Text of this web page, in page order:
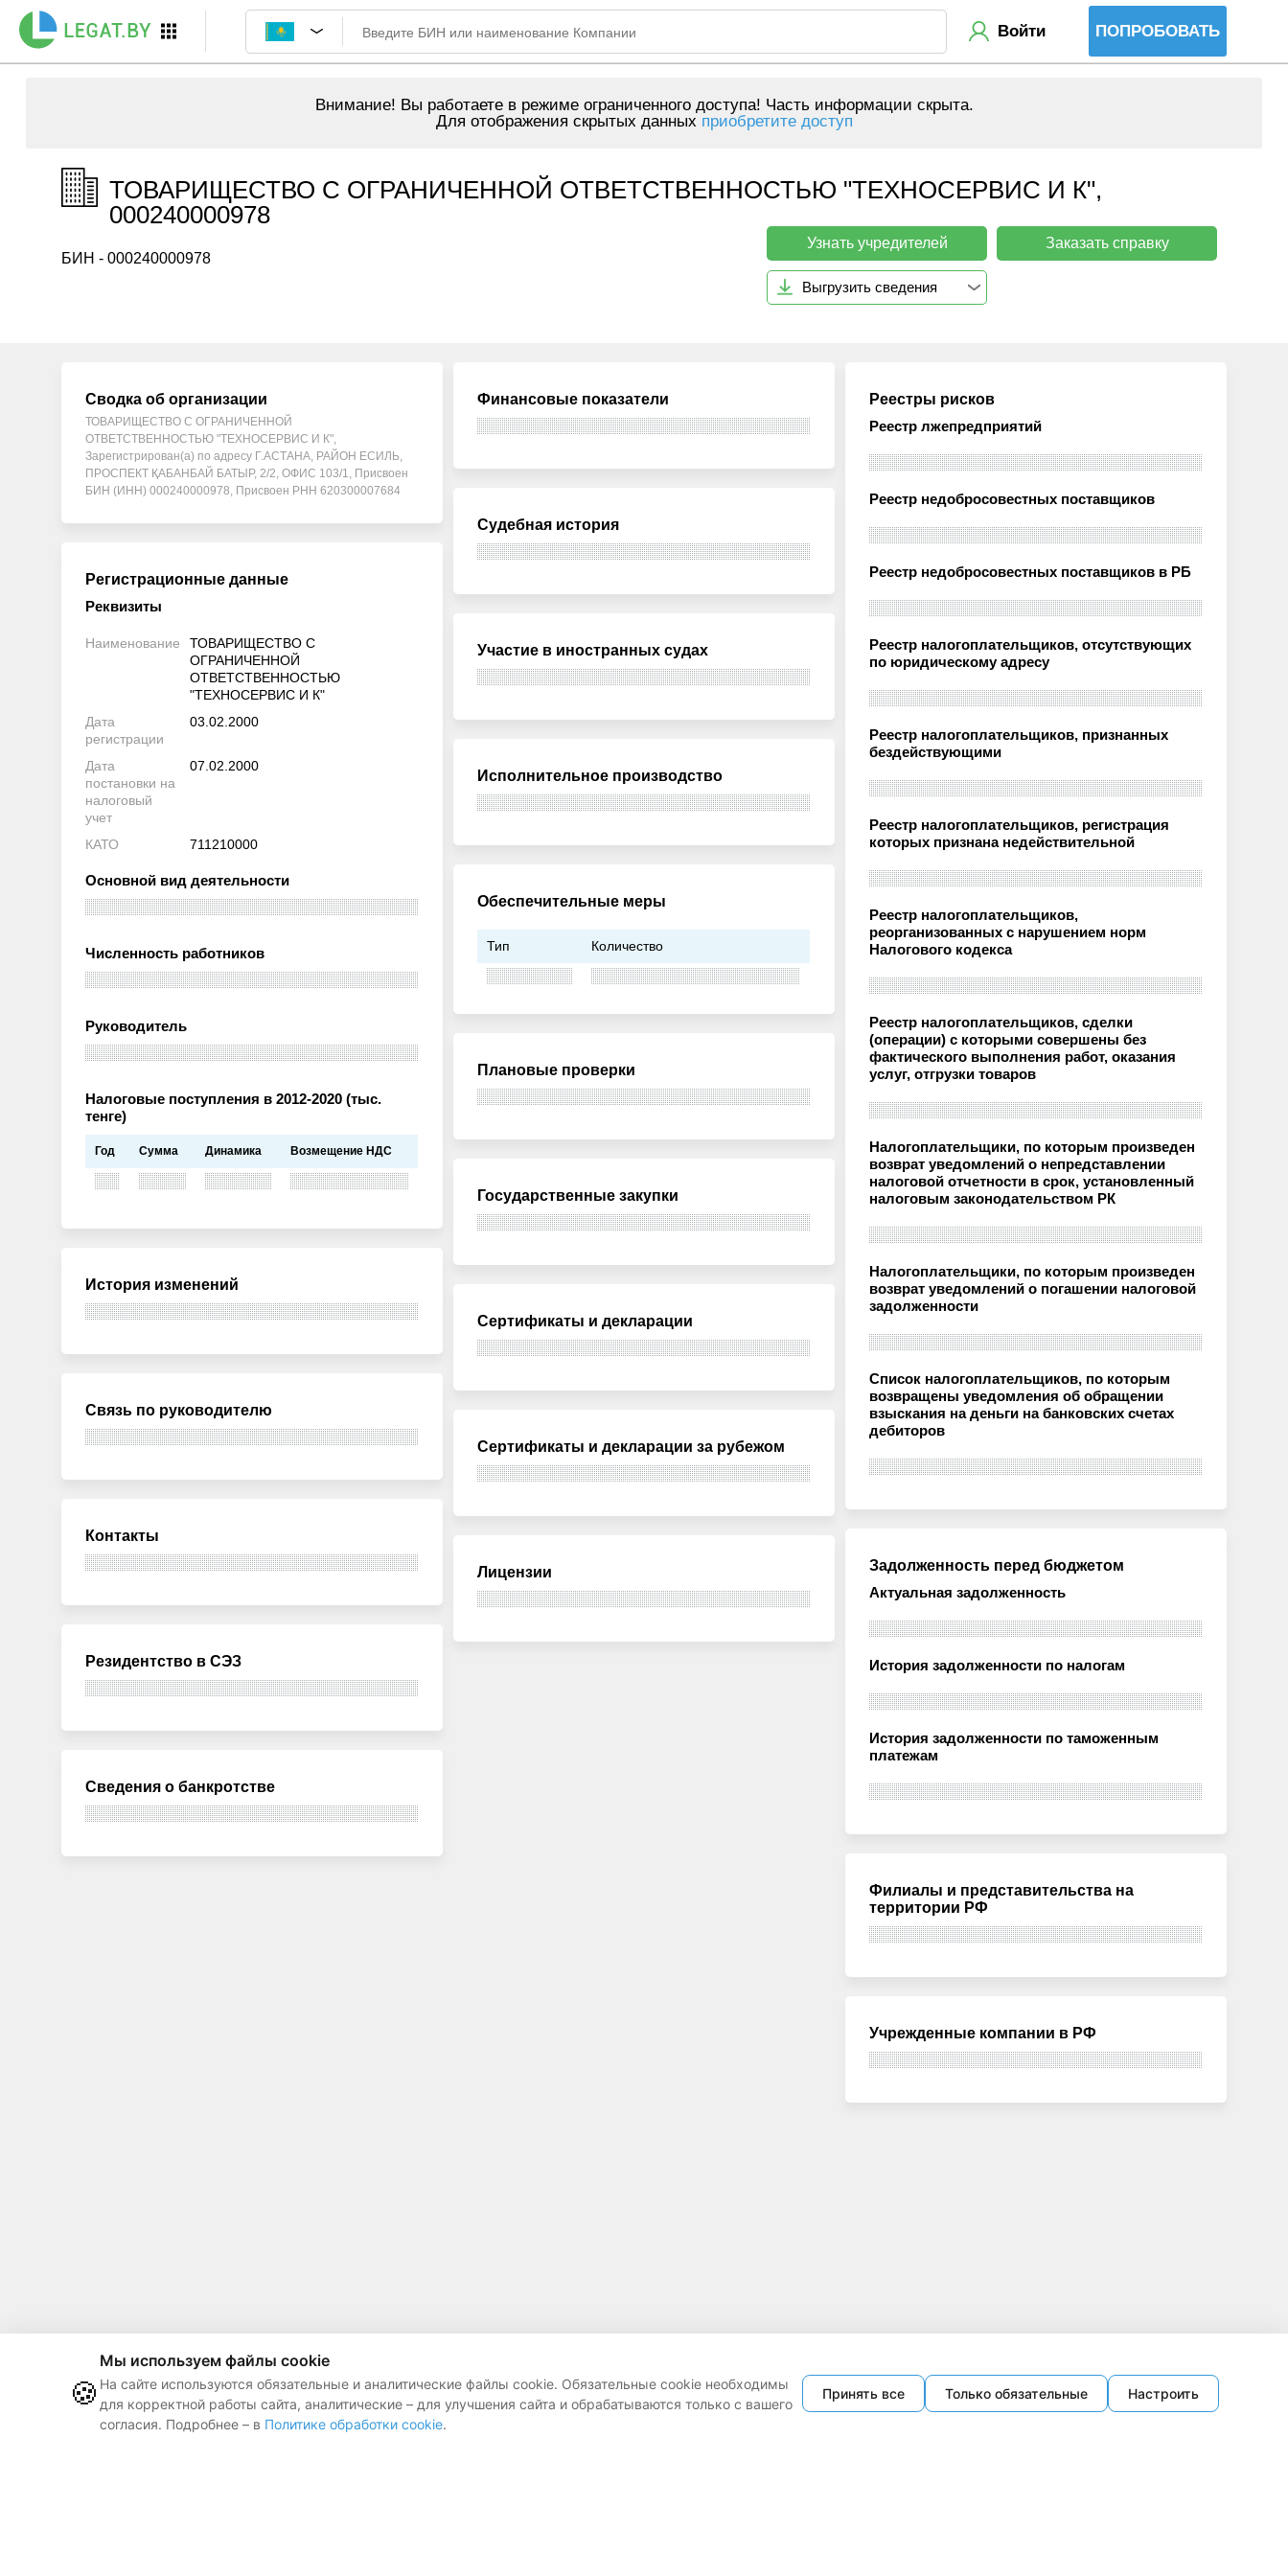
Войти ПОПРОБОВАТЬ
Внимание! Вы работаете в режиме ограниченного доступа! Часть информации скрыта.
Для отображения скрытых данных приобретите доступ
ТОВАРИЩЕСТВО С ОГРАНИЧЕННОЙ ОТВЕТСТВЕННОСТЬЮ "ТЕХНОСЕРВИС И К",
000240000978
БИН - 000240000978
Узнать учредителей Заказать справку
Выгрузить сведения
Сводка об организации
ТОВАРИЩЕСТВО С ОГРАНИЧЕННОЙ
ОТВЕТСТВЕННОСТЬЮ "ТЕХНОСЕРВИС И К",
Зарегистрирован(а) по адресу Г.АСТАНА, РАЙОН ЕСИЛЬ,
ПРОСПЕКТ ҚАБАНБАЙ БАТЫР, 2/2, ОФИС 103/1, Присвоен
БИН (ИНН) 000240000978, Присвоен РНН 620300007684
Регистрационные данные
Реквизиты
Наименование
ТОВАРИЩЕСТВО С
ОГРАНИЧЕННОЙ
ОТВЕТСТВЕННОСТЬЮ
"ТЕХНОСЕРВИС И К"
Дата
регистрации
03.02.2000
Дата
постановки на
налоговый
учет
07.02.2000
КАТО 711210000
Основной вид деятельности
Численность работников
Руководитель
Налоговые поступления в 2012-2020 (тыс.
тенге)
Год Сумма Динамика Возмещение НДС
История изменений
Связь по руководителю
Контакты
Резидентство в СЭЗ
Сведения о банкротстве
Финансовые показатели
Судебная история
Участие в иностранных судах
Исполнительное производство
Обеспечительные меры
Тип Количество
Плановые проверки
Государственные закупки
Сертификаты и декларации
Сертификаты и декларации за рубежом
Лицензии
Реестры рисков
Реестр лжепредприятий
Реестр недобросовестных поставщиков
Реестр недобросовестных поставщиков в РБ
Реестр налогоплательщиков, отсутствующих
по юридическому адресу
Реестр налогоплательщиков, признанных
бездействующими
Реестр налогоплательщиков, регистрация
которых признана недействительной
Реестр налогоплательщиков,
реорганизованных с нарушением норм
Налогового кодекса
Реестр налогоплательщиков, сделки
(операции) с которыми совершены без
фактического выполнения работ, оказания
услуг, отгрузки товаров
Налогоплательщики, по которым произведен
возврат уведомлений о непредставлении
налоговой отчетности в срок, установленный
налоговым законодательством РК
Налогоплательщики, по которым произведен
возврат уведомлений о погашении налоговой
задолженности
Список налогоплательщиков, по которым
возвращены уведомления об обращении
взыскания на деньги на банковских счетах
дебиторов
Задолженность перед бюджетом
Актуальная задолженность
История задолженности по налогам
История задолженности по таможенным
платежам
Филиалы и представительства на
территории РФ
Учрежденные компании в РФ
🍪
Мы используем файлы cookie
На сайте используются обязательные и аналитические файлы cookie. Обязательные cookie необходимы
для корректной работы сайта, аналитические – для улучшения сайта и обрабатываются только с вашего
согласия. Подробнее – в Политике обработки cookie.
Принять все Только обязательные Настроить